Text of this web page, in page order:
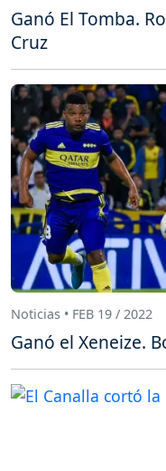
Ganó El Tomba.
Cruz
Noticias • FEB 19 / 2022
Ganó el Xeneize.